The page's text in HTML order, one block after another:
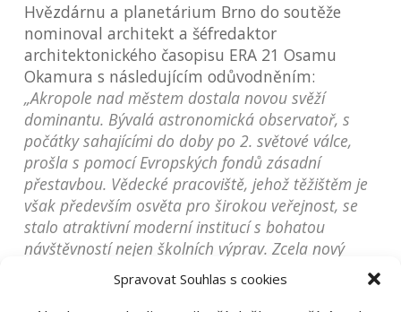
Spravovat Souhlas s cookies
Hvězdárnu a planetárium Brno do soutěže
nominoval architekt a šéfredaktor
architektonického časopisu ERA 21 Osamu
Okamura s následujícím odůvodněním:
„Akropole nad městem dostala novou svěží
dominantu. Bývalá astronomická observatoř, s
počátky sahajícími do doby po 2. světové válce,
prošla s pomocí Evropských fondů zásadní
přestavbou. Vědecké pracoviště, jehož těžištěm je
však především osvěta pro širokou veřejnost, se
stalo atraktivní moderní institucí s bohatou
návštěvností nejen školních výprav. Zcela nový
prostor hi-tech exploratoria v podzemí vznikl
úplným vybouráním původního stísněného